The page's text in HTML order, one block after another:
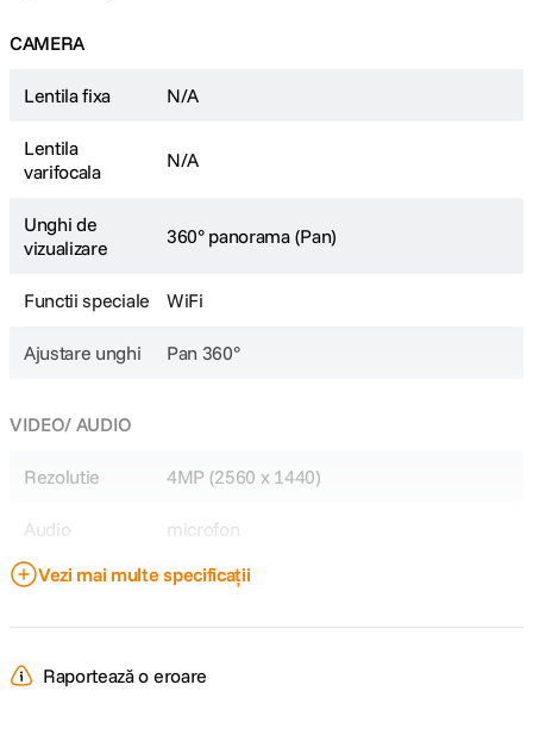
CAMERA
Lentila fixa N/A
Lentila
varifocala
N/A
Unghi de
vizualizare
360° panorama (Pan)
Functii speciale WiFi
Ajustare unghi Pan 360°
VIDEO/ AUDIO
Rezolutie 4MP (2560 x 1440)
Audio microfon
Vezi mai multe specificații
Raportează o eroare